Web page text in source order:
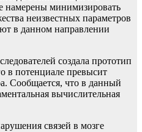
намерены минимизировать
неизвестных параметров
в данном направлении
создала прототип
в потенциале превысит
Сообщается, что в данный
вычислительная
связей в мозге